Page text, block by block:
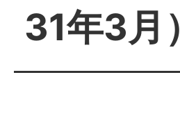
31年3月）